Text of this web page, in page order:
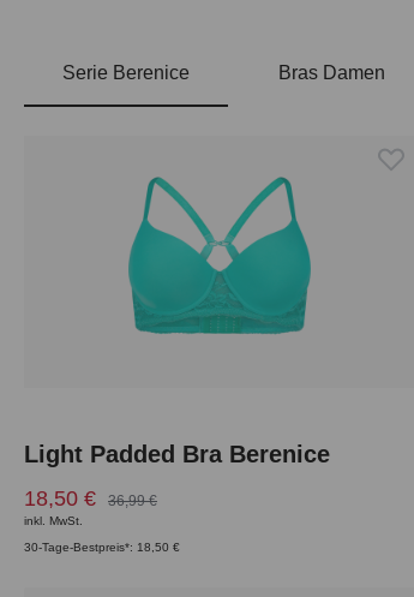
Serie Berenice Bras Damen
Light Padded Bra Berenice
18,50 € 36,99 €
inkl. MwSt.
30-Tage-Bestpreis*: 18,50 €